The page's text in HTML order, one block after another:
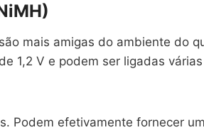
mais amigas do ambiente do
1,2 V e podem ser ligadas
Podem efetivamente fornecer